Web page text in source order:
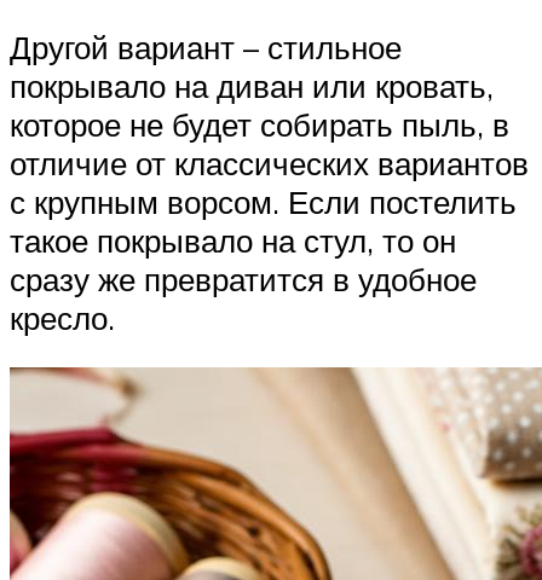
Другой вариант – стильное
покрывало на диван или кровать,
которое не будет собирать пыль, в
отличие от классических вариантов
с крупным ворсом. Если постелить
такое покрывало на стул, то он
сразу же превратится в удобное
кресло.